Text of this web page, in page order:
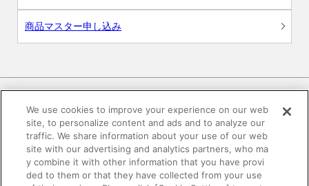
商品マスター申し込み
電子公告 このWEBサイトについて
プライバシーポリシー
We use cookies to improve your experience on our web
site, to personalize content and ads and to analyze our
traffic. We share information about your use of our web
site with our advertising and analytics partners, who ma
y combine it with other information that you have provi
ded to them or that they have collected from your use